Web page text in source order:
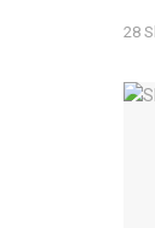
28